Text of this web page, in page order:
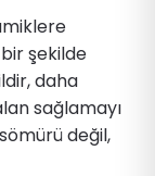
şekilde
daha
sağlamayı
değil,